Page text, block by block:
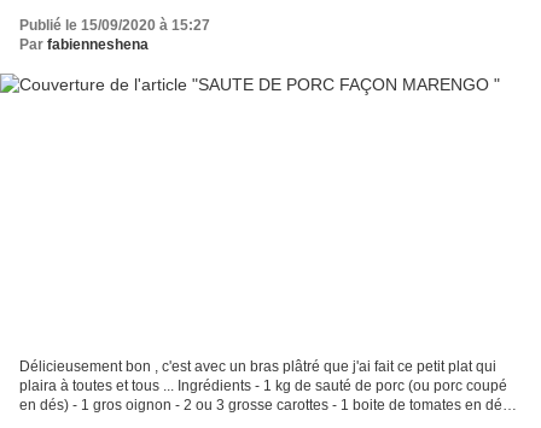
Publié le 15/09/2020 à 15:27
Par fabienneshena
Délicieusement bon , c'est avec un bras plâtré que j'ai fait ce petit plat qui
plaira à toutes et tous ... Ingrédients - 1 kg de sauté de porc (ou porc coupé
en dés) - 1 gros oignon - 2 ou 3 grosse carottes - 1 boite de tomates en dés